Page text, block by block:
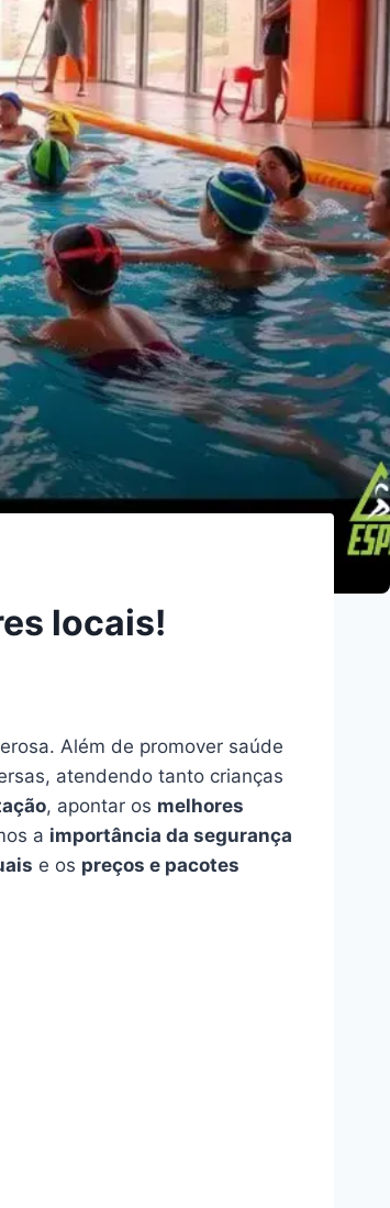
locais!
Além de promover saúde
atendendo tanto crianças
, apontar os melhores
a importância da segurança
e os preços e pacotes